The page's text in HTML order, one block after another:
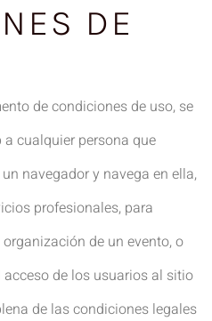
DE
de condiciones de uso, se
cualquier persona que
navegador y navega en ella,
profesionales, para
de un evento, o
de los usuarios al sitio
de las condiciones legales